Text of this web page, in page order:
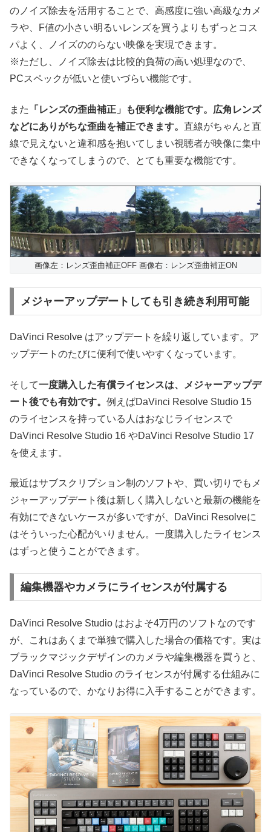
のノイズ除去を活用することで、高感度に強い高級なカメ
ラや、F値の小さい明るいレンズを買うよりもずっとコス
パよく、ノイズののらない映像を実現できます。
※ただし、ノイズ除去は比較的負荷の高い処理なので、
PCスペックが低いと使いづらい機能です。
また
「レンズの歪曲補正」も便利な機能です。広角レンズ
などにありがちな歪曲を補正できます。 直線がちゃんと直
線で見えないと違和感を抱いてしまい視聴者が映像に集中
できなくなってしまうので、とても重要な機能です。
画像左：レンズ歪曲補正OFF 画像右：レンズ歪曲補正ON
メジャーアップデートしても引き続き利用可能
DaVinci Resolve はアップデートを繰り返しています。ア
ップデートのたびに便利で使いやすくなっています。
そして一度購入した有償ライセンスは、メジャーアップデ
ート後でも有効です。 例えばDaVinci Resolve Studio 15
のライセンスを持っている人はおなじライセンスで
DaVinci Resolve Studio 16 やDaVinci Resolve Studio 17
を使えます。
最近はサブスクリプション制のソフトや、買い切りでもメ
ジャーアップデート後は新しく購入しないと最新の機能を
有効にできないケースが多いですが、DaVinci Resolveに
はそういった心配がいりません。一度購入したライセンス
はずっと使うことができます。
編集機器やカメラにライセンスが付属する
DaVinci Resolve Studio はおよそ4万円のソフトなのです
が、これはあくまで単独で購入した場合の価格です。実は
ブラックマジックデザインのカメラや編集機器を買うと、
DaVinci Resolve Studio のライセンスが付属する仕組みに
なっているので、かなりお得に入手することができます。